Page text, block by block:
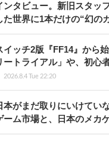
ンタビュー。新旧スタッ
た世界に1本だけの“幻の
イッチ2版『FF14』から
ートライアル」や、初心
2026.8.4 Tue 22:20
本がまだ取りにいけて
ーム市場と、日本のメカ